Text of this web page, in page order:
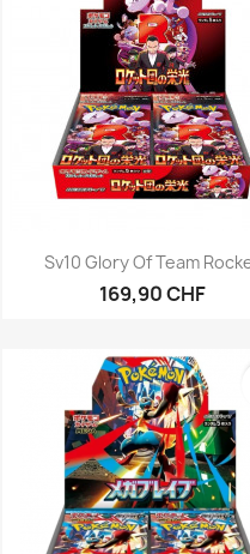
Sv10 Glory Of Team
169,90 CHF